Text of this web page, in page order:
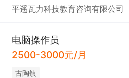
平遥瓦力科技教育咨询有限公司
电脑操作员
2500-3000元/月
古陶镇